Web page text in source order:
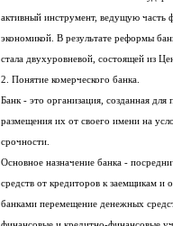
стала двухуровневой, состоящей из
2. Понятие комерческого банка.
срочности.